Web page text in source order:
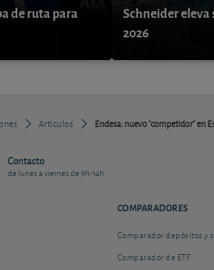
de ruta para
Schneider
2026
Artículos Endesa: nuevo "competidor" en
Contacto
de lunes a viernes de 9h-14h
COMPARADORES
Comparador depósitos y
Comparador de ETF